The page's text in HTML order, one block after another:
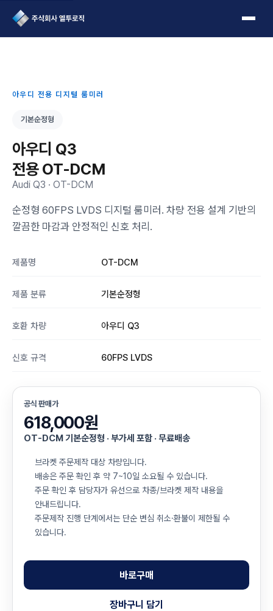
L2Logic 1onetake
아우디 전용 디지털 룸미러
기본순정형
아우디 Q3
전용 OT-DCM
Audi Q3 · OT-DCM
순정형 60FPS LVDS 디지털 룸미러. 차량 전용 설계 기반의
깔끔한 마감과 안정적인 신호 처리.
제품명 OT-DCM
제품 분류 기본순정형
호환 차량 아우디 Q3
신호 규격 60FPS LVDS
공식 판매가
618,000원
OT-DCM 기본순정형 · 부가세 포함 · 무료배송
브라켓 주문제작 대상 차량입니다.
배송은 주문 확인 후 약 7~10일 소요될 수 있습니다.
주문 확인 후 담당자가 유선으로 차종/브라켓 제작 내용을
안내드립니다.
주문제작 진행 단계에서는 단순 변심 취소·환불이 제한될 수
있습니다.
바로구매
장바구니 담기